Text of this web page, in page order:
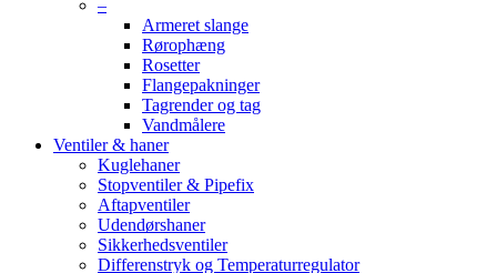
–
Armeret slange
Rørophæng
Rosetter
Flangepakninger
Tagrender og tag
Vandmålere
Ventiler & haner
Kuglehaner
Stopventiler & Pipefix
Aftapventiler
Udendørshaner
Sikkerhedsventiler
Differenstryk og Temperaturregulator